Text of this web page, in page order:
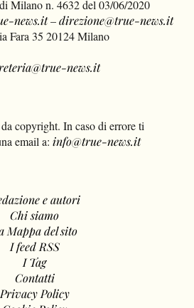
Milano n. 4632 del 03/06/2020
news.it–direzione@true-news.it
Fara 35 20124 Milano
news.it
copyright. In caso di errore ti
email a: info@true-news.it
e autori
Chi siamo
Mappa del sito
I feed RSS
I Tag
Contatti
Privacy Policy